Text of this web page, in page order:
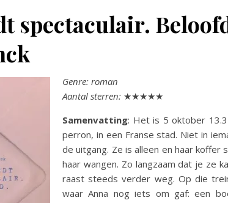
spectaculair.
Genre: roman
Aantal sterren: ★★★★★
Samenvatting: Het is 5 oktober
perron, in een Franse stad. Niet in
de uitgang. Ze is alleen en haar
haar wangen. Zo langzaam dat je ze
raast steeds verder weg. Op die
waar Anna nog iets om gaf: een